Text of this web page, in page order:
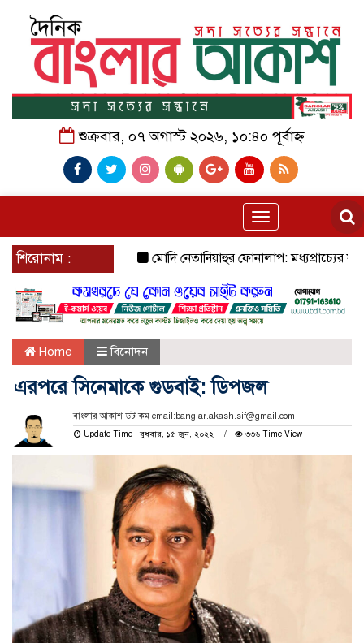
শুক্রবার, ০৭ অগাস্ট ২০২৬, ১০:৪০ পূর্বাহ্ন
Toggle
navigation
শিরোনাম : মোদি নেতানিয়াহুর ফোনালাপ: মধ্যপ্রাচ্যের যুদ্ধ
Home বিনোদন
এরপরে সিনেমাকে গুডবাই: ডিপজল
বাংলার আকাশ ডট কম email:banglar.akash.sif@gmail.com
Update Time : বুধবার, ১৫ জুন, ২০২২
৩৩৬ Time View